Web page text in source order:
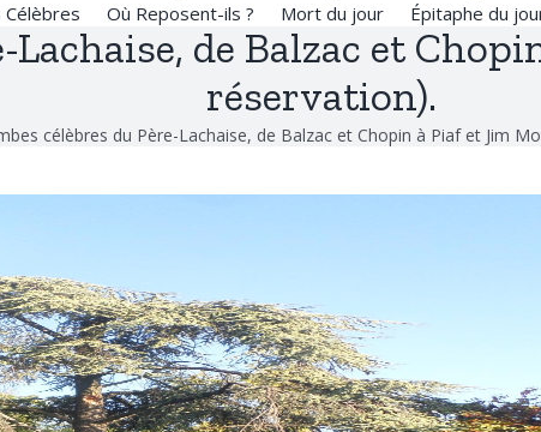
Célèbres Où Reposent-ils ? Mort du jour Épitaphe du
Lachaise, de Balzac et
réservation).
célèbres du Père-Lachaise, de Balzac et Chopin à Piaf et Jim